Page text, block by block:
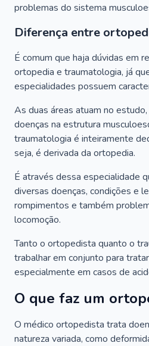
problemas do sistema
Diferença entre
É comum que haja dúvidas em
ortopedia e traumatologia, já
especialidades possuem
As duas áreas atuam no
doenças na estrutura
traumatologia é inteiramente
seja, é derivada da ortopedia.
É através dessa especialidade
diversas doenças, condições e
rompimentos e também
locomoção.
Tanto o ortopedista quanto o
trabalhar em conjunto para
especialmente em casos de
O que faz um
O médico ortopedista trata
natureza variada, como